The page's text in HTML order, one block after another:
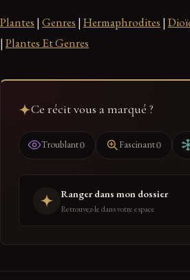
Plantes | Genres | Hermaphrodites |
| Plantes Et Genres
Ce récit vous a marqué ?
Troublant0 Fascinant0
Ranger dans mon dossier
Retrouvez-le dans votre espace